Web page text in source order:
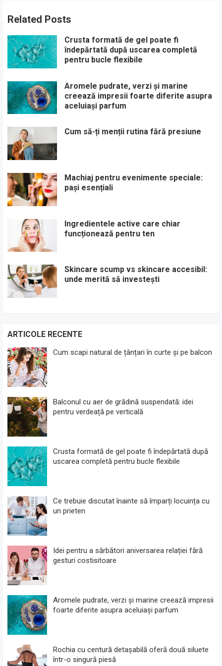
Related Posts
Crusta formată de gel poate fi
îndepărtată după uscarea completă
pentru bucle flexibile
Aromele pudrate, verzi și marine
creează impresii foarte diferite asupra
aceluiași parfum
Cum să-ți menții rutina fără presiune
Machiaj pentru evenimente speciale:
pași esențiali
Ingredientele active care chiar
funcționează pentru ten
Skincare scump vs skincare accesibil:
unde merită să investești
ARTICOLE RECENTE
Cum scapi natural de țânțari în curte și pe balcon
Balconul cu aer de grădină suspendată: idei
pentru verdeață pe verticală
Crusta formată de gel poate fi îndepărtată după
uscarea completă pentru bucle flexibile
Ce trebuie discutat înainte să împarți locuința cu
un prieten
Idei pentru a sărbători aniversarea relației fără
gesturi costisitoare
Aromele pudrate, verzi și marine creează impresii
foarte diferite asupra aceluiași parfum
Rochia cu centură detașabilă oferă două siluete
într-o singură piesă